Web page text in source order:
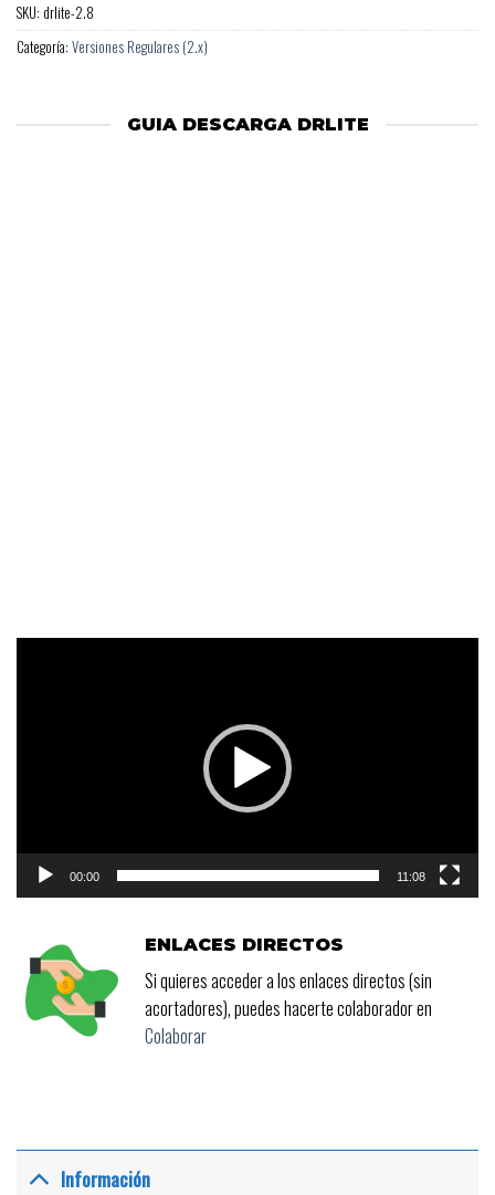
SKU: drlite-2.8
Categoría: Versiones Regulares (2.x)
GUIA DESCARGA DRLITE
00:00 11:08
ENLACES DIRECTOS
Si quieres acceder a los enlaces directos (sin
acortadores), puedes hacerte colaborador en
Colaborar
Información